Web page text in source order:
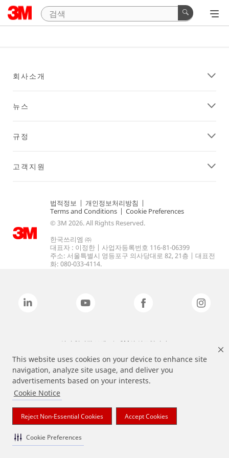
This website uses cookies on your device to enhance site
navigation, analyze site usage, and deliver you
advertisements based on your interests.
Cookie Notice
Reject Non-Essential Cookies Accept Cookies
Cookie Preferences
회사소개
뉴스
규정
고객지원
법적정보 | 개인정보처리방침 |
Terms and Conditions | Cookie Preferences
© 3M 2026. All Rights Reserved.
한국쓰리엠 ㈜
대표자 : 이정한 | 사업자등록번호 116-81-06399
주소: 서울특별시 영등포구 의사당대로 82, 21층 | 대표전
화: 080-033-4114.
상기 열거된 브랜드는 3M의 상표입니다.